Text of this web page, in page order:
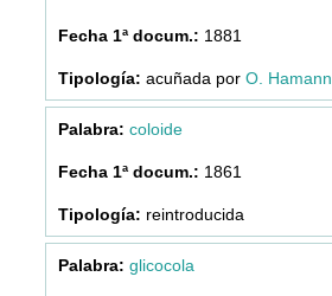
1881
acuñada por O. Hamann
coloide
1861
reintroducida
glicocola